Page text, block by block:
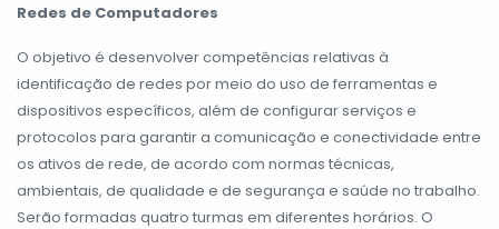
Redes de Computadores
O objetivo é desenvolver competências relativas à
identificação de redes por meio do uso de ferramentas e
dispositivos específicos, além de configurar serviços e
protocolos para garantir a comunicação e conectividade entre
os ativos de rede, de acordo com normas técnicas,
ambientais, de qualidade e de segurança e saúde no trabalho.
Serão formadas quatro turmas em diferentes horários. O